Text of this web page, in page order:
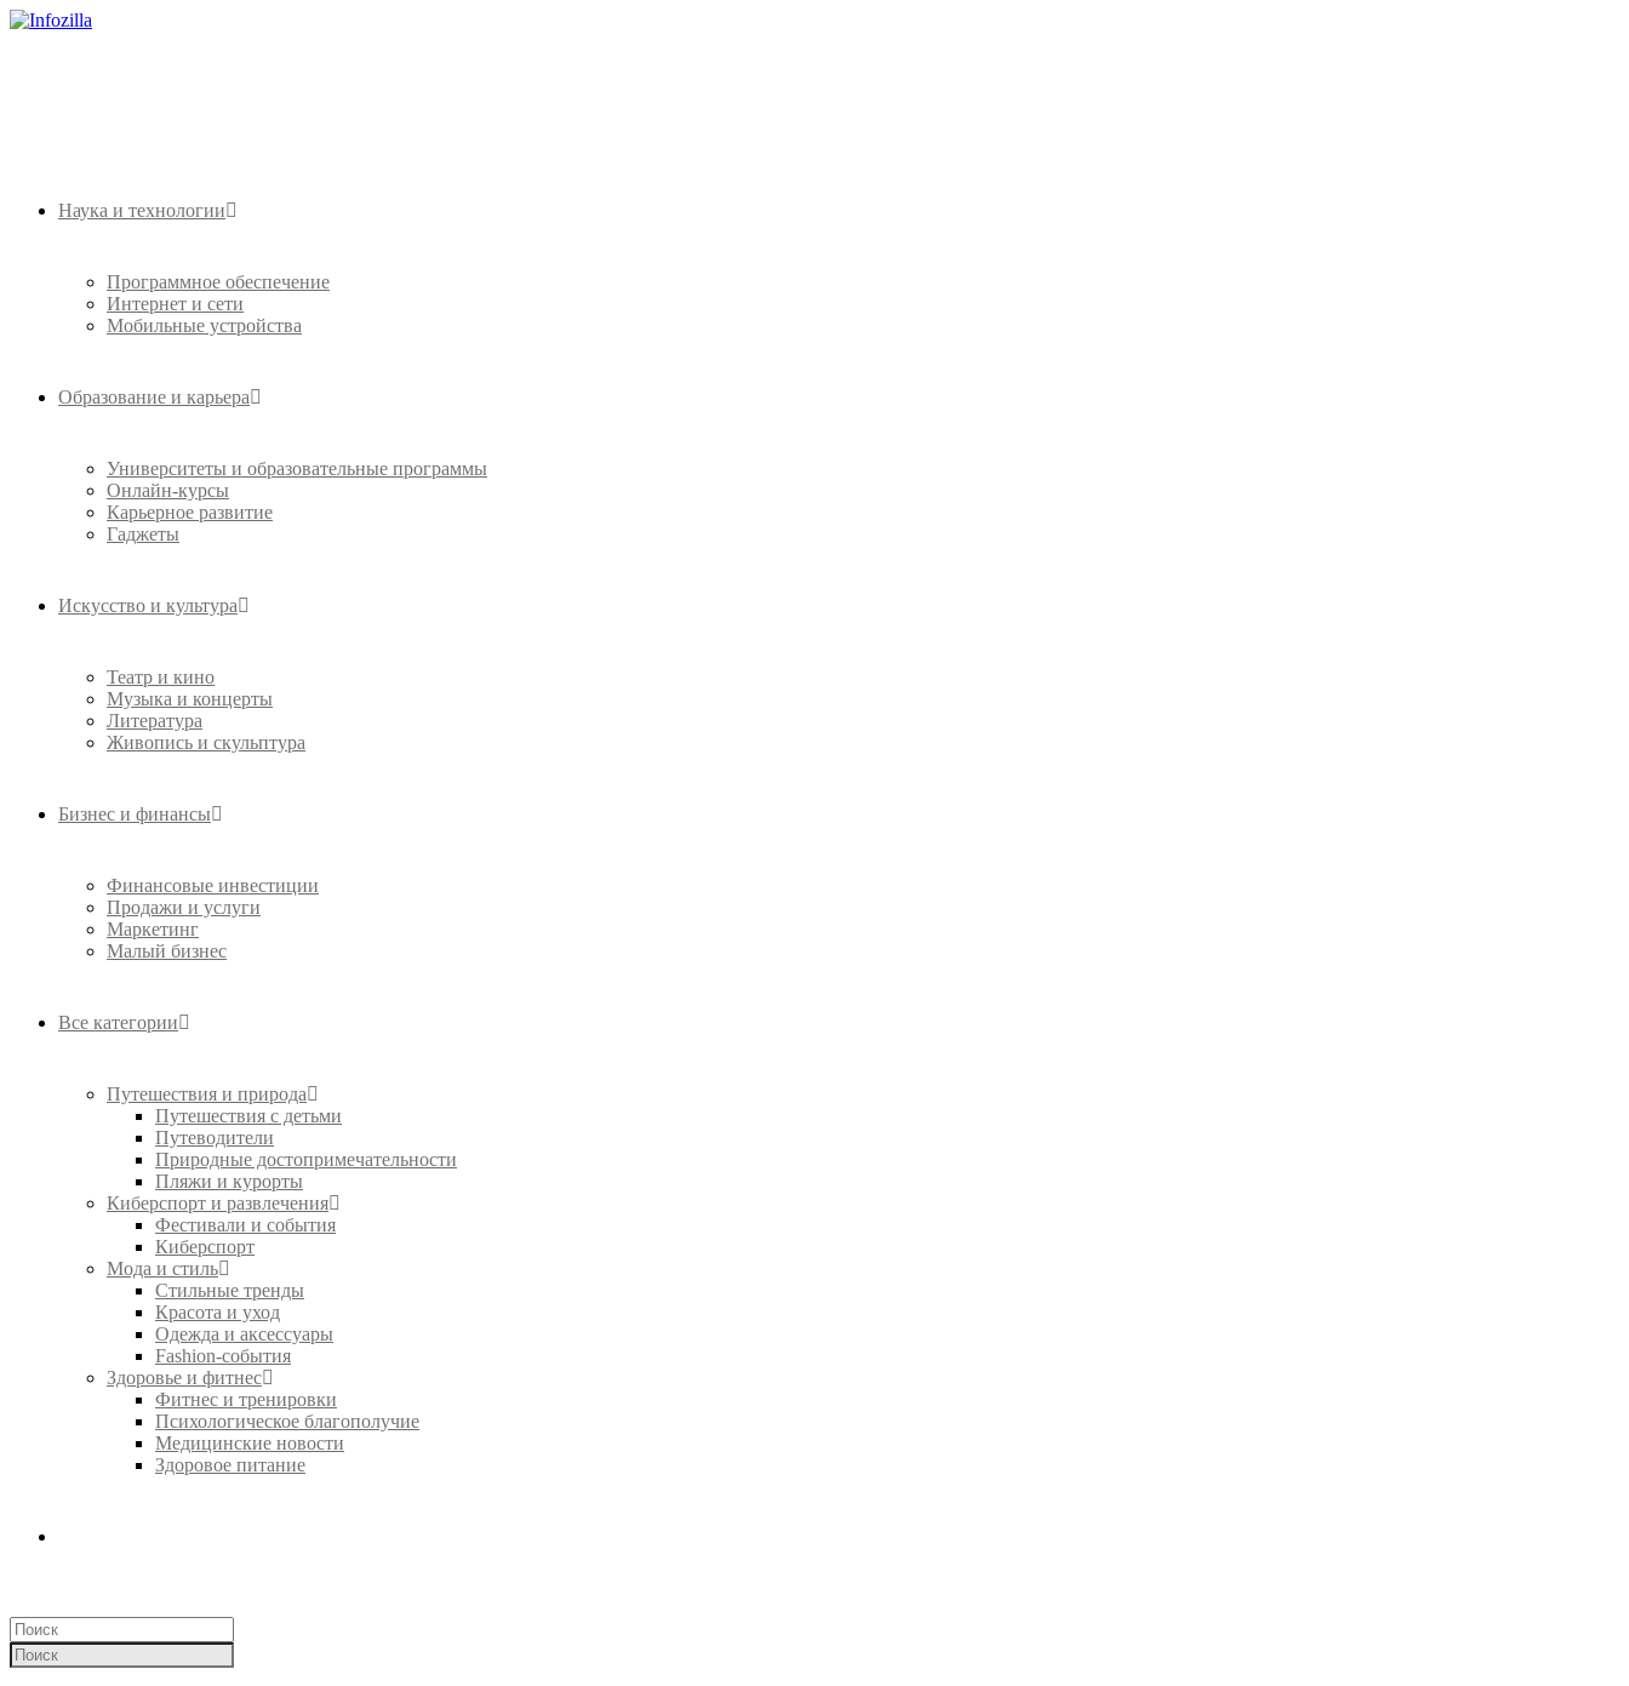
Наука и технологии
Программное обеспечение
Интернет и сети
Мобильные устройства
Образование и карьера
Университеты и образовательные программы
Онлайн-курсы
Карьерное развитие
Гаджеты
Искусство и культура
Театр и кино
Музыка и концерты
Литература
Живопись и скульптура
Бизнес и финансы
Финансовые инвестиции
Продажи и услуги
Маркетинг
Малый бизнес
Все категории
Путешествия и природа
Путешествия с детьми
Путеводители
Природные достопримечательности
Пляжи и курорты
Киберспорт и развлечения
Фестивали и события
Киберспорт
Мода и стиль
Стильные тренды
Красота и уход
Одежда и аксессуары
Fashion-события
Здоровье и фитнес
Фитнес и тренировки
Психологическое благополучие
Медицинские новости
Здоровое питание